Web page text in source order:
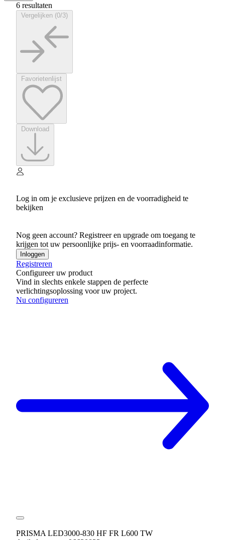
6 resultaten
Log in om je exclusieve prijzen en de voorradigheid te
bekijken
Nog geen account? Registreer en upgrade om toegang te
krijgen tot uw persoonlijke prijs- en voorraadinformatie.
Inloggen
Registreren
Configureer uw product
Vind in slechts enkele stappen de perfecte
verlichtingsoplossing voor uw project.
Nu configureren
PRISMA LED3000-830 HF FR L600 TW